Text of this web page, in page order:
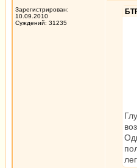
Зарегистрирован:
10.09.2010
Суждений: 31235